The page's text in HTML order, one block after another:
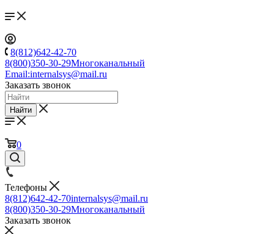
8(812)642-42-70
8(800)350-30-29Многоканальный
Email:internalsys@mail.ru
Заказать звонок
Найти
0
Телефоны
8(812)642-42-70internalsys@mail.ru
8(800)350-30-29Многоканальный
Заказать звонок